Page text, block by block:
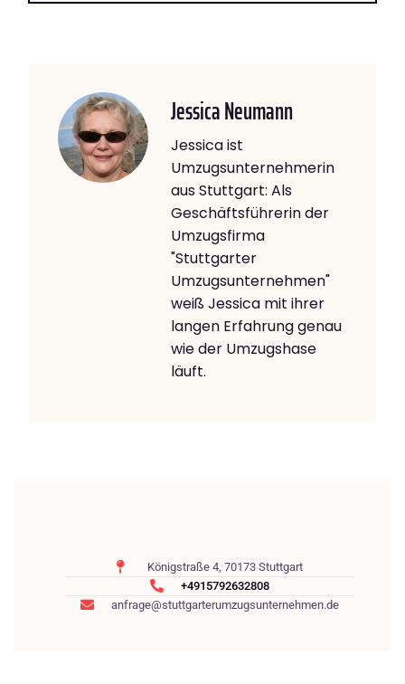
Jessica Neumann
Jessica ist
Umzugsunternehmerin
aus Stuttgart: Als
Geschäftsführerin der
Umzugsfirma
"Stuttgarter
Umzugsunternehmen"
weiß Jessica mit ihrer
langen Erfahrung genau
wie der Umzugshase
läuft.
Königstraße 4, 70173 Stuttgart
+4915792632808
anfrage@stuttgarterumzugsunternehmen.de